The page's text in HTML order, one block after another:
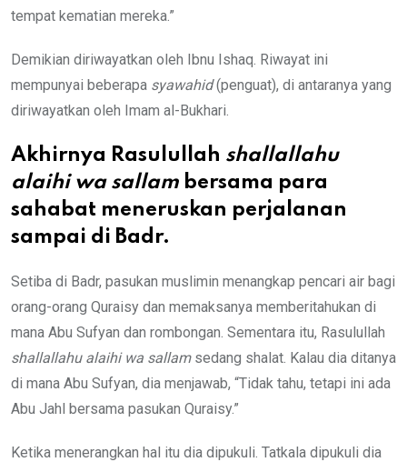
tempat kematian mereka.”
Demikian diriwayatkan oleh Ibnu Ishaq. Riwayat ini
mempunyai beberapa syawahid(penguat), di antaranya yang
diriwayatkan oleh Imam al-Bukhari.
Akhirnya Rasulullah shallallahu
alaihi wa sallam bersama para
sahabat meneruskan perjalanan
sampai di Badr.
Setiba di Badr, pasukan muslimin menangkap pencari air bagi
orang-orang Quraisy dan memaksanya memberitahukan di
mana Abu Sufyan dan rombongan. Sementara itu, Rasulullah
shallallahu alaihi wa sallamsedang shalat. Kalau dia ditanya
di mana Abu Sufyan, dia menjawab, “Tidak tahu, tetapi ini ada
Abu Jahl bersama pasukan Quraisy.”
Ketika menerangkan hal itu dia dipukuli. Tatkala dipukuli dia